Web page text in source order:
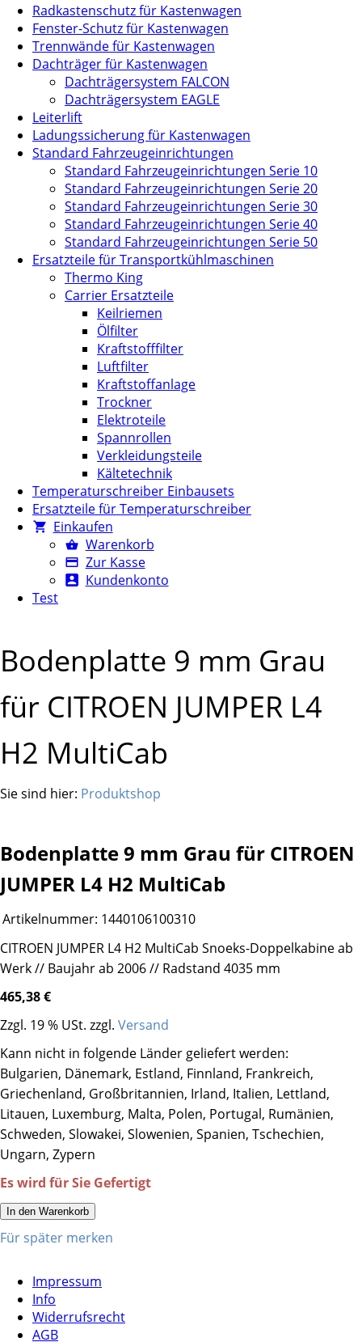
Radkastenschutz für Kastenwagen
Fenster-Schutz für Kastenwagen
Trennwände für Kastenwagen
Dachträger für Kastenwagen
Dachträgersystem FALCON
Dachträgersystem EAGLE
Leiterlift
Ladungssicherung für Kastenwagen
Standard Fahrzeugeinrichtungen
Standard Fahrzeugeinrichtungen Serie 10
Standard Fahrzeugeinrichtungen Serie 20
Standard Fahrzeugeinrichtungen Serie 30
Standard Fahrzeugeinrichtungen Serie 40
Standard Fahrzeugeinrichtungen Serie 50
Ersatzteile für Transportkühlmaschinen
Thermo King
Carrier Ersatzteile
Keilriemen
Ölfilter
Kraftstofffilter
Luftfilter
Kraftstoffanlage
Trockner
Elektroteile
Spannrollen
Verkleidungsteile
Kältetechnik
Temperaturschreiber Einbausets
Ersatzteile für Temperaturschreiber
Einkaufen
Warenkorb
Zur Kasse
Kundenkonto
Test
Bodenplatte 9 mm Grau
für CITROEN JUMPER L4
H2 MultiCab
Sie sind hier: Produktshop
Bodenplatte 9 mm Grau für CITROEN
JUMPER L4 H2 MultiCab
Artikelnummer: 1440106100310
CITROEN JUMPER L4 H2 MultiCab Snoeks-Doppelkabine ab
Werk // Baujahr ab 2006 // Radstand 4035 mm
465,38 €
Zzgl. 19 % USt. zzgl. Versand
Kann nicht in folgende Länder geliefert werden:
Bulgarien, Dänemark, Estland, Finnland, Frankreich,
Griechenland, Großbritannien, Irland, Italien, Lettland,
Litauen, Luxemburg, Malta, Polen, Portugal, Rumänien,
Schweden, Slowakei, Slowenien, Spanien, Tschechien,
Ungarn, Zypern
Es wird für Sie Gefertigt
In den Warenkorb
Für später merken
Impressum
Info
Widerrufsrecht
AGB